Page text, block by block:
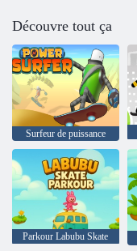
Découvre tout ça
Surfeur de puissance
Parkour Labubu Skate